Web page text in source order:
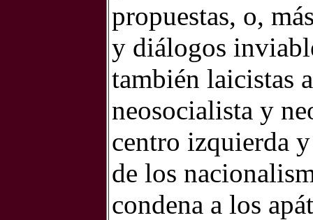
propuestas, o,
y diálogos
también laicistas
neosocialista y
centro izquierda
de los
condena a los